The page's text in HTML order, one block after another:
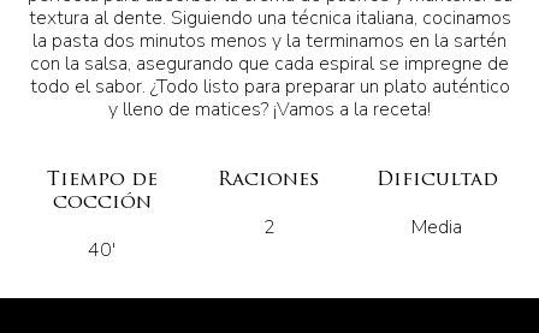
textura al dente. Siguiendo una técnica italiana, cocinamos
la pasta dos minutos menos y la terminamos en la sartén
con la salsa, asegurando que cada espiral se impregne de
todo el sabor. ¿Todo listo para preparar un plato auténtico
y lleno de matices? ¡Vamos a la receta!
Tiempo de
cocción
40'
Raciones
2
Dificultad
Media